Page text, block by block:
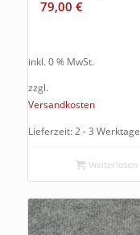
79,00 €
inkl. 0 % MwSt.
zzgl.
Versandkosten
Lieferzeit: 2 - 3 Werktage
Weiterlesen